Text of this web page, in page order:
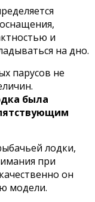
и
на дно.
парусов не
была
лодки,
при
он
модели.